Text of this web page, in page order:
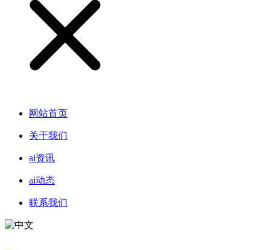
网站首页
关于我们
ai资讯
ai动态
联系我们